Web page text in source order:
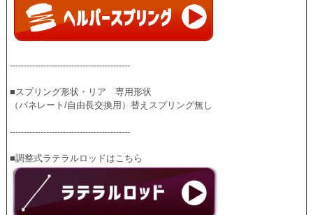
-------------------------------------------
■スプリング形状・リア　専用形状
（バネレート/自由長交換用）替えスプリング無し
-------------------------------------------